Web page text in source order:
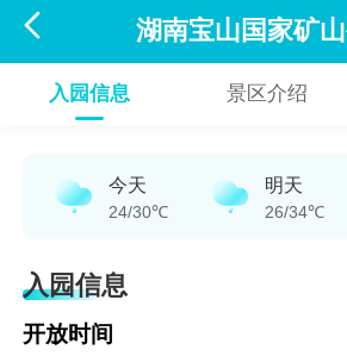
 湖南宝山国家矿
入园信息 景区介绍
今天
24/30℃
明天
26/34℃
入园信息
开放时间